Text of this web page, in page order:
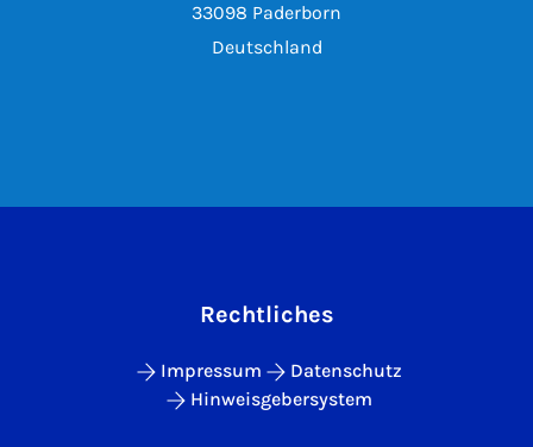
33098 Paderborn
Deutschland
Rechtliches
Impressum
Datenschutz
Hinweisgebersystem